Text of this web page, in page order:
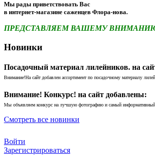
Мы рады приветствовать Вас
в интернет-магазине саженцев Флора-нова.
ПРЕДСТАВЛЯЕМ ВАШЕМУ
Новинки
Посадочный материал лилейников. на
Внимание!На сайт добавлен ассортимент по посадочному материалу
Внимание! Конкурс! на сайт добавлены:
Мы объявляем конкурс на лучшую фотографию и самый
Смотреть все новинки
Войти
Зарегистрироваться